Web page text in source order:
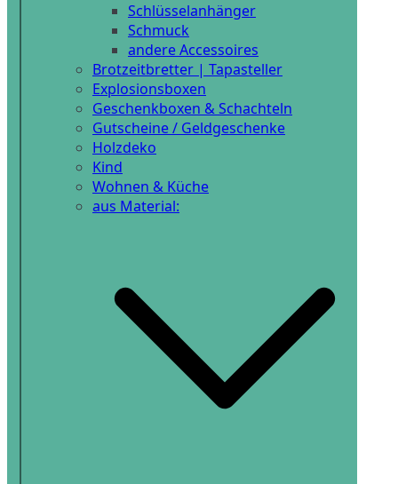
Schlüsselanhänger
Schmuck
andere Accessoires
Brotzeitbretter | Tapasteller
Explosionsboxen
Geschenkboxen & Schachteln
Gutscheine / Geldgeschenke
Holzdeko
Kind
Wohnen & Küche
aus Material: